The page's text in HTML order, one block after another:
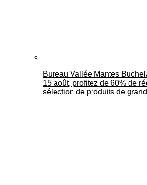
Bureau Vallée Mantes
15 août, profitez de 60% de
sélection de produits de